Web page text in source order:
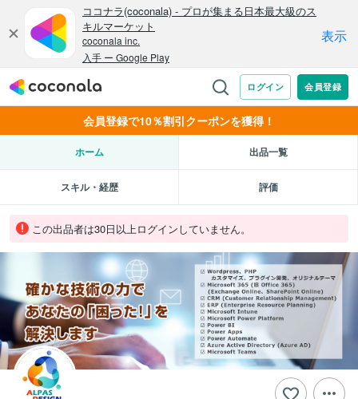
会員登録で10％割引クーポンを獲得！
ホーム 出品一覧
スキル・経歴 評価
この出品者は30日以上ログインしていません。